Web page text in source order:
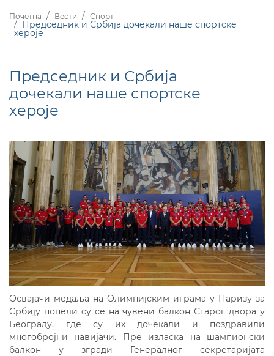
Почетна Вести Спорт
Председник и Србија дочекали наше спортске
хероје
Председник и Србија
дочекали наше спортске
хероје
Освајачи медаља на Олимпијским играма у Паризу за
Србију попели су се на чувени балкон Старог двора у
Београду, где су их дочекали и поздравили
многобројни навијачи. Пре изласка на шампионски
балкон у згради Генералног секретаријата